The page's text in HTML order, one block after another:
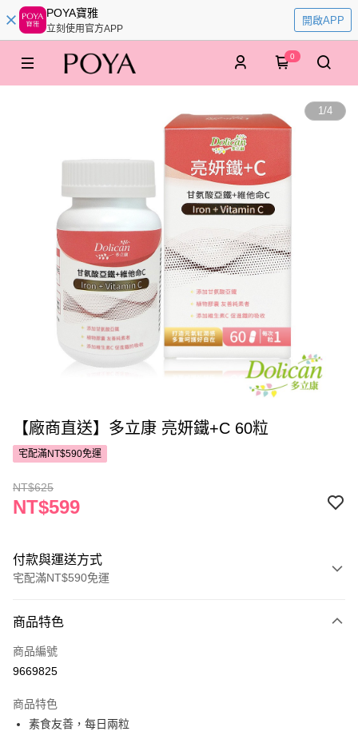
POYA寶雅
立刻使用官方APP
開啟APP
0
1/4
【廠商直送】多立康 亮妍鐵+C 60粒
宅配滿NT$590免運
NT$625
NT$599
付款與運送方式
宅配滿NT$590免運
POYA支付
信用卡一次付款
Apple Pay
商品特色
商品編號
9669825
商品特色
素食友善，每日兩粒